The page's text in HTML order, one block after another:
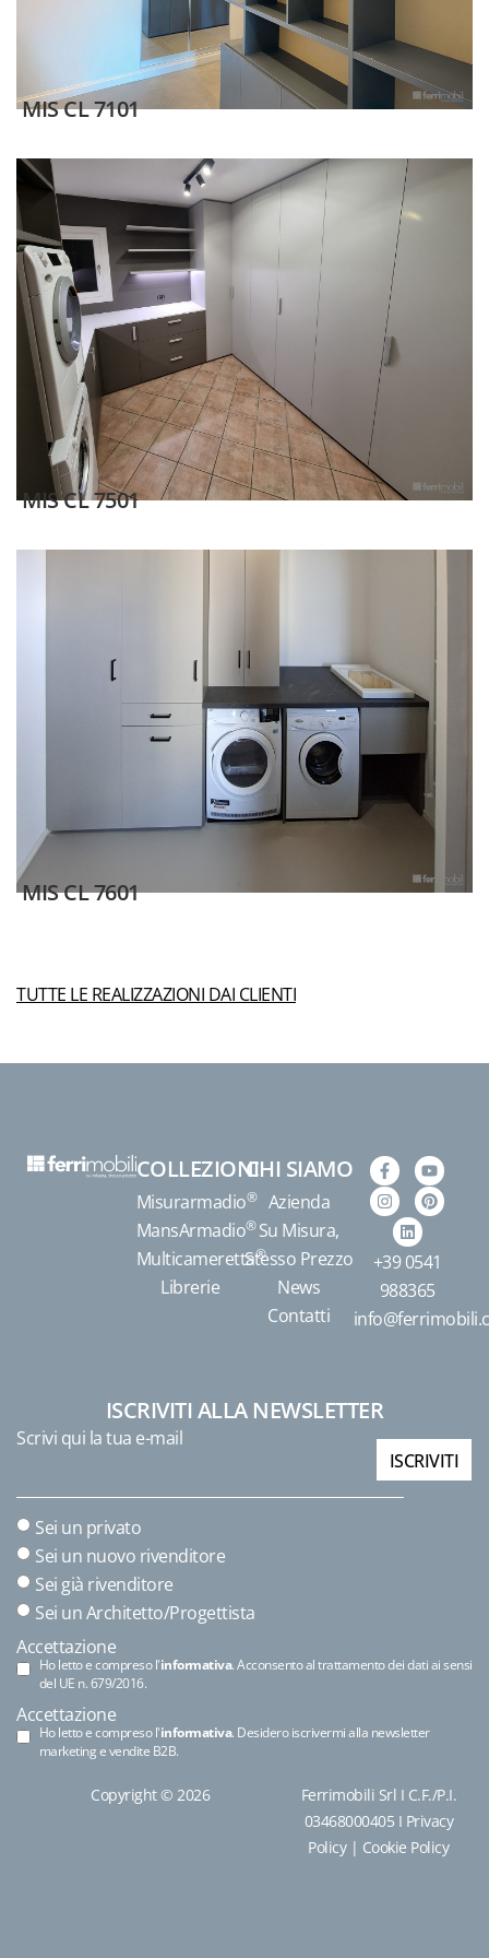
MIS CL 7101
MIS CL 7501
MIS CL 7601
TUTTE LE REALIZZAZIONI DAI CLIENTI
COLLEZIONI
Misurarmadio®
MansArmadio®
Multicameretta®
Librerie
CHI SIAMO
Azienda
Su Misura,
Stesso Prezzo
News
Contatti
+39 0541
988365
ISCRIVITI ALLA NEWSLETTER
Scrivi qui la tua e-mail
Sei un privato
Sei un nuovo rivenditore
Sei già rivenditore
Sei un Architetto/Progettista
Accettazione
Ho letto e compreso l'informativa. Acconsento al trattamento dei dati ai sensi
del UE n. 679/2016.
Accettazione
Ho letto e compreso l'informativa. Desidero iscrivermi alla newsletter
marketing e vendite B2B.
ISCRIVITI
Copyright © 2026
Ferrimobili Srl I C.F./P.I.
03468000405 I Privacy
Policy| Cookie Policy